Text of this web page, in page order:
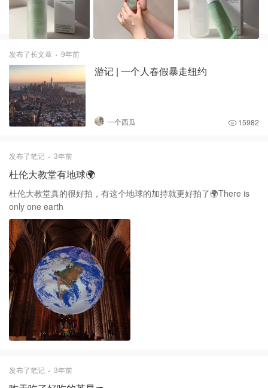
就干了，丝毫不油腻。 我超级喜欢这款精华的香味🍃有一股大自然
的清新。 说说效果：这款精华我最近天天用，上周末去了一趟怀特
岛也带着了。那几天天气非常好，我每天被太阳晒的头发昏☀️但是
脸上的皮肤没有什么变化，也没变黑😄（我脚上涂了防晒霜都被晒
到过敏起红疹）。可见它的维稳和补水💦效果一绝。每天早上起来
皮肤滑滑的很有弹性。 据说连续用4周还有淡化细纹和黑眼圈的功
效。但我现在用了还不到4周，非常期待它给我的惊喜✨
发布了长文章 9年前
游记 | 一个人春假暴走纽约
一个西瓜 15982
发布了笔记 3年前
杜伦大教堂有地球🌍
杜伦大教堂真的很好拍，有这个地球的加持就更好拍了🌍There is
only one earth
发布了笔记 3年前